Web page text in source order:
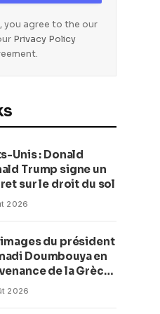
you agree to the our
Privacy Policy
Unis : Donald
Trump signe un
sur le droit du sol
2026
images du président
Doumbouya en
de la Grèce
les Guinéens
2026